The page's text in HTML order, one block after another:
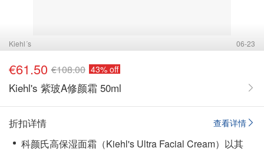
Kiehl´s 06-23
€61.50 €108.00 43% off
Kiehl's 紫玻A修颜霜 50ml
查看详情
折扣详情
科颜氏高保湿面霜（Kiehl's Ultra Facial Cream）以其